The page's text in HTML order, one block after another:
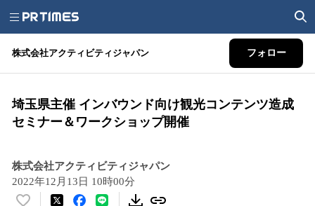
株式会社アクティビティジャパン フォロー
埼玉県主催 インバウンド向け観光コンテンツ造成
セミナー＆ワークショップ開催
株式会社アクティビティジャパン
2022年12月13日 10時00分